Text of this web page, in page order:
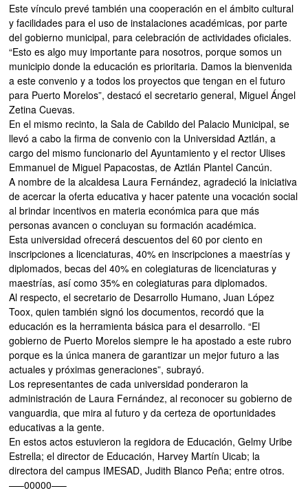
Este vínculo prevé también una cooperación en el ámbito cultural
y facilidades para el uso de instalaciones académicas, por parte
del gobierno municipal, para celebración de actividades oficiales.
“Esto es algo muy importante para nosotros, porque somos un
municipio donde la educación es prioritaria. Damos la bienvenida
a este convenio y a todos los proyectos que tengan en el futuro
para Puerto Morelos”, destacó el secretario general, Miguel Ángel
Zetina Cuevas.
En el mismo recinto, la Sala de Cabildo del Palacio Municipal, se
llevó a cabo la firma de convenio con la Universidad Aztlán, a
cargo del mismo funcionario del Ayuntamiento y el rector Ulises
Emmanuel de Miguel Papacostas, de Aztlán Plantel Cancún.
A nombre de la alcaldesa Laura Fernández, agradeció la iniciativa
de acercar la oferta educativa y hacer patente una vocación social
al brindar incentivos en materia económica para que más
personas avancen o concluyan su formación académica.
Esta universidad ofrecerá descuentos del 60 por ciento en
inscripciones a licenciaturas, 40% en inscripciones a maestrías y
diplomados, becas del 40% en colegiaturas de licenciaturas y
maestrías, así como 35% en colegiaturas para diplomados.
Al respecto, el secretario de Desarrollo Humano, Juan López
Toox, quien también signó los documentos, recordó que la
educación es la herramienta básica para el desarrollo. “El
gobierno de Puerto Morelos siempre le ha apostado a este rubro
porque es la única manera de garantizar un mejor futuro a las
actuales y próximas generaciones”, subrayó.
Los representantes de cada universidad ponderaron la
administración de Laura Fernández, al reconocer su gobierno de
vanguardia, que mira al futuro y da certeza de oportunidades
educativas a la gente.
En estos actos estuvieron la regidora de Educación, Gelmy Uribe
Estrella; el director de Educación, Harvey Martín Uicab; la
directora del campus IMESAD, Judith Blanco Peña; entre otros.
—–00000—–